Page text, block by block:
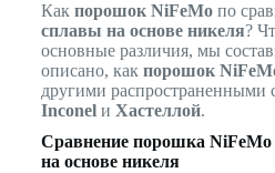
Как порошок NiFeMoпо
сплавы на основе никеля?
основные различия, мы
описано, как порошок
другими распространенными
Inconelи Хастеллой.
Сравнение порошка NiFeMo
на основе никеля